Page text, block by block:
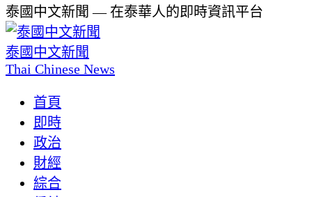
泰國中文新聞 — 在泰華人的即時資訊平台
泰國中文新聞
Thai Chinese News
首頁
即時
政治
財經
綜合